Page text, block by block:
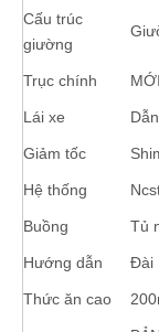
Cấu trúc
giường
Trục chính
Lái xe
Giảm tốc
Hệ thống
Buồng Tủ
Hướng dẫn Đài
Thức ăn cao